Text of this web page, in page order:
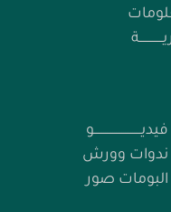
فيديــــــــــــــــــــــــــو
ندوات وورش
البومات صور